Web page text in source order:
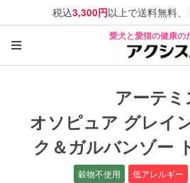
税込3,300円以上で送料無料、
愛犬と愛猫の健康の
アーテミ
オソピュア グレイ
ク＆ガルバンゾー
穀物不使用 低アレルギー